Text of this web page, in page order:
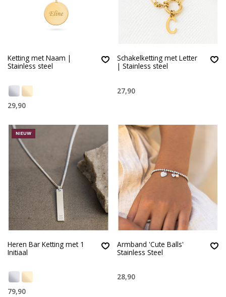
Ketting met Naam |
Stainless steel
29,90
Schakelketting met Letter
| Stainless steel
27,90
NIEUW
Heren Bar Ketting met 1
Initiaal
79,90
Armband 'Cute Balls'
Stainless Steel
28,90